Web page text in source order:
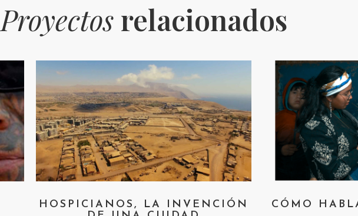
Proyectos relacionados
HOSPICIANOS, LA INVENCIÓN
CÓMO